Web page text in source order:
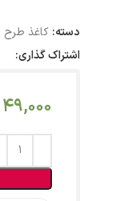
دسته: کاغذ طرح
اشتراک گذاری:
49,000